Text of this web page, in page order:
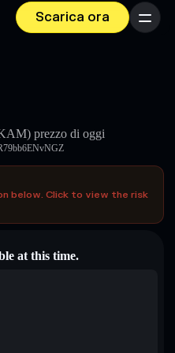
Scarica ora Menu
prezzo di oggi
below. Click to view the risk
at this time.